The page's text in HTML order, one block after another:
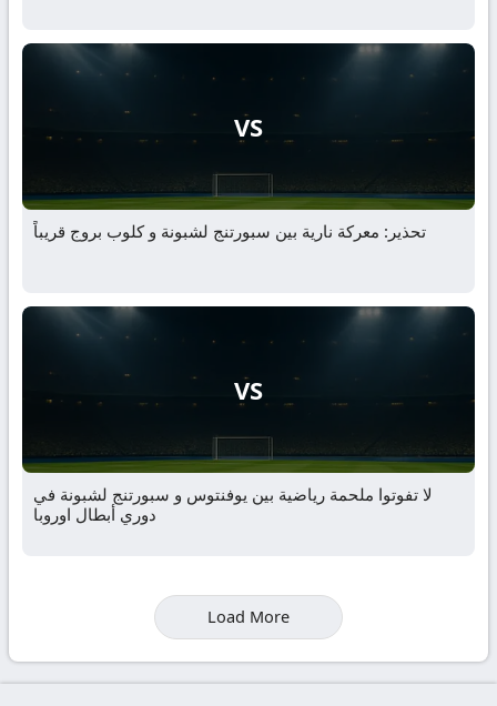
VS
تحذير: معركة نارية بين سبورتنج لشبونة و كلوب بروج قريباً
VS
لا تفوتوا ملحمة رياضية بين يوفنتوس و سبورتنج لشبونة في
دوري أبطال اوروبا
Load More